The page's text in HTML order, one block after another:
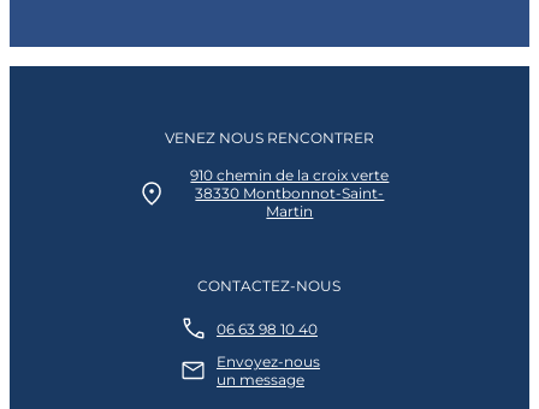
VENEZ NOUS RENCONTRER
910 chemin de la croix verte
38330 Montbonnot-Saint-
Martin
CONTACTEZ-NOUS
06 63 98 10 40
Envoyez-nous
un message